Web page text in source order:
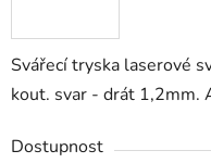
Svářecí tryska laserové
kout. svar - drát 1,2mm.
Dostupnost